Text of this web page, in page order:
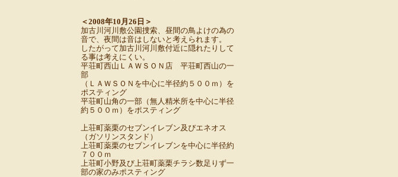
＜2008年10月26日＞
加古川河川敷公園捜索、昼間の鳥よけの為の
音で、夜間は音はしないと考えられます。
したがって加古川河川敷付近に隠れたりして
る事は考えにくい。
平荘町西山ＬＡＷＳＯＮ店 平荘町西山の一
部
（ＬＡＷＳＯＮを中心に半径約５００ｍ）を
ポスティング
平荘町山角の一部（無人精米所を中心に半径
約５００ｍ）をポスティング
上荘町薬栗のセブンイレブン及びエネオス
（ガソリンスタンド）
上荘町薬栗のセブンイレブンを中心に半径約
７００ｍ
上荘町小野及び上荘町薬栗チラシ数足りず一
部の家のみポスティング